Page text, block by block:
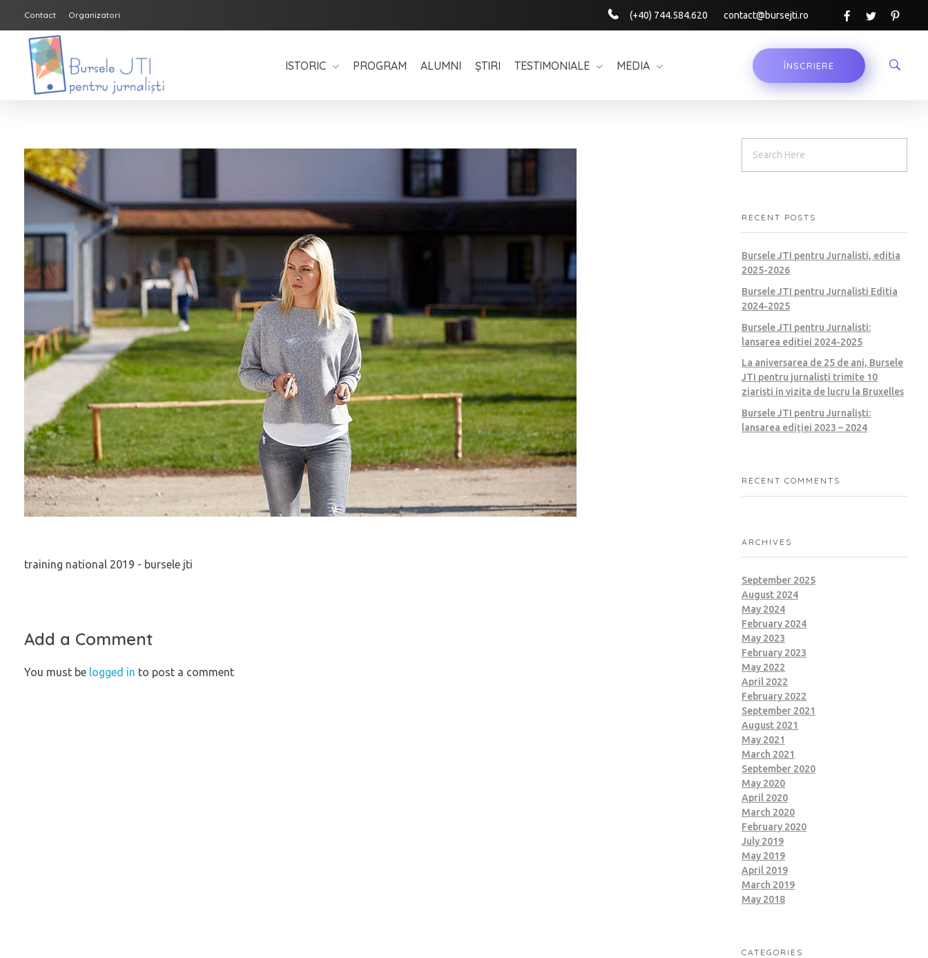
Contact Organizatori (+40) 744.584.620 contact@bursejti.ro
ÎNSCRIERE
ISTORIC PROGRAM ALUMNI ȘTIRI TESTIMONIALE MEDIA
training national 2019 - bursele jti
Add a Comment
You must be logged in to post a comment
RECENT POSTS
Bursele JTI pentru Jurnalisti, editia
2025-2026
Bursele JTI pentru Jurnalisti Editia
2024-2025
Bursele JTI pentru Jurnalisti:
lansarea editiei 2024-2025
La aniversarea de 25 de ani, Bursele
JTI pentru jurnalisti trimite 10
ziaristi in vizita de lucru la Bruxelles
Bursele JTI pentru Jurnaliști:
lansarea ediției 2023 – 2024
RECENT COMMENTS
ARCHIVES
September 2025
August 2024
May 2024
February 2024
May 2023
February 2023
May 2022
April 2022
February 2022
September 2021
August 2021
May 2021
March 2021
September 2020
May 2020
April 2020
March 2020
February 2020
July 2019
May 2019
April 2019
March 2019
May 2018
CATEGORIES